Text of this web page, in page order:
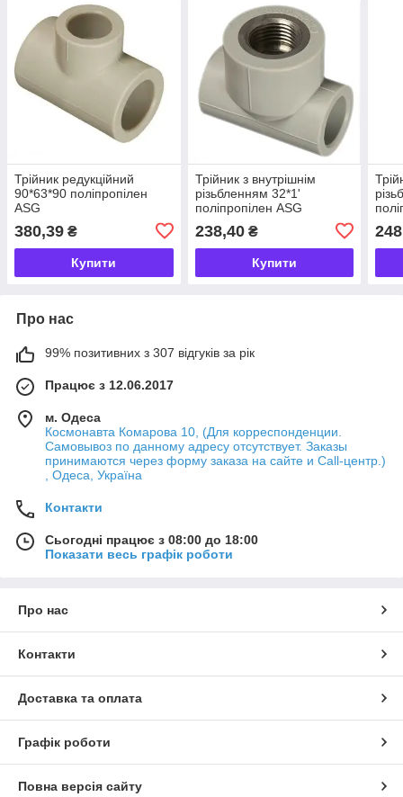
Трійник редукційний
90*63*90 поліпропілен
ASG
380,39 ₴
Купити
Трійник з внутрішнім
різьбленням 32*1'
поліпропілен ASG
238,40₴
Купити
Про нас
99% позитивних з 307 відгуків за рік
Працює з 12.06.2017
м. Одеса
Космонавта Комарова 10, (Для корреспонденции.
Самовывоз по данному адресу отсутствует. Заказы
принимаются через форму заказа на сайте и Call-центр.)
, Одеса, Україна
Контакти
Сьогодні працює з 08:00 до 18:00
Показати весь графік роботи
Про нас
Контакти
Доставка та оплата
Графік роботи
Повна версія сайту